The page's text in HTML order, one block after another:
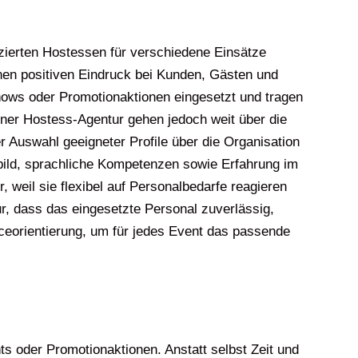
Hostessen für verschiedene Einsätze
positiven Eindruck bei Kunden, Gästen und
oder Promotionaktionen eingesetzt und tragen
Hostess-Agentur gehen jedoch weit über die
Auswahl geeigneter Profile über die Organisation
sprachliche Kompetenzen sowie Erfahrung im
weil sie flexibel auf Personalbedarfe reagieren
dass das eingesetzte Personal zuverlässig,
um für jedes Event das passende
oder Promotionaktionen. Anstatt selbst Zeit und